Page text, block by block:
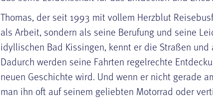
Thomas, der seit 1993 mit vollem Herzblut
als Arbeit, sondern als seine Berufung und seine
idyllischen Bad Kissingen, kennt er die Straßen
Dadurch werden seine Fahrten regelrechte
neuen Geschichte wird. Und wenn er nicht gerade
man ihn oft auf seinem geliebten Motorrad oder